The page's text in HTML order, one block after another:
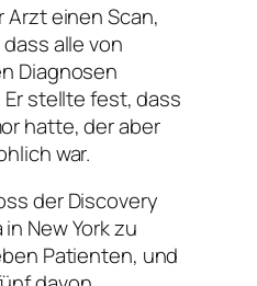
einen Scan,
alle von
Diagnosen
stellte fest, dass
hatte, der aber
war.
der Discovery
New York zu
Patienten, und